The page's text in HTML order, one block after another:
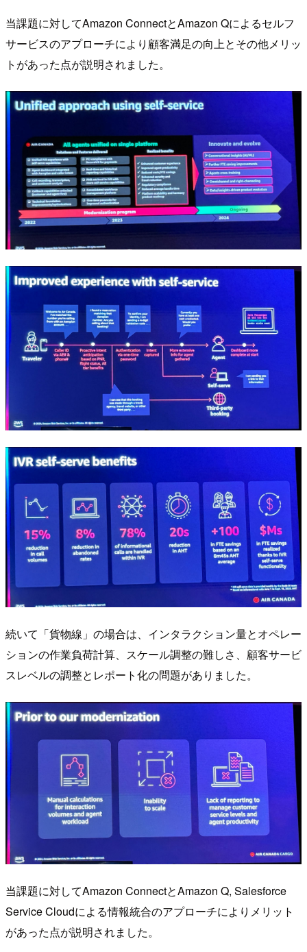
当課題に対してAmazon ConnectとAmazon Qによるセルフ
サービスのアプローチにより顧客満足の向上とその他メリッ
トがあった点が説明されました。
続いて「貨物線」の場合は、インタラクション量とオペレー
ションの作業負荷計算、スケール調整の難しさ、顧客サービ
スレベルの調整とレポート化の問題がありました。
当課題に対してAmazon ConnectとAmazon Q, Salesforce
Service Cloudによる情報統合のアプローチによりメリット
があった点が説明されました。